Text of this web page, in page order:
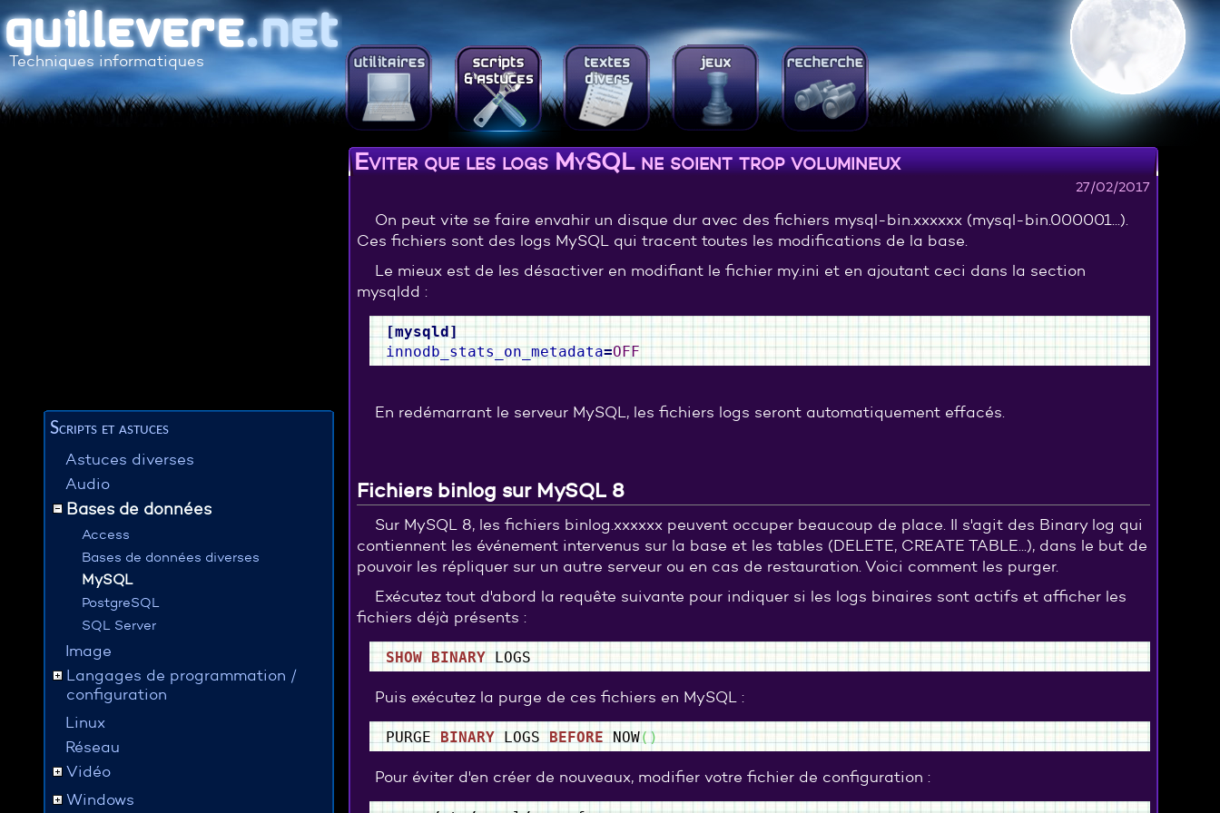
Techniques informatiques
Scripts et astuces
Astuces diverses
Audio
Bases de données
Access
Bases de données diverses
MySQL
PostgreSQL
SQL Server
Image
Langages de programmation /
configuration
Linux
Réseau
Vidéo
Windows
Eviter que les logs MySQL ne soient trop volumineux
27/02/2017
On peut vite se faire envahir un disque dur avec des fichiers mysql-bin.xxxxxx (mysql-bin.000001...).
Ces fichiers sont des logs MySQL qui tracent toutes les modifications de la base.
Le mieux est de les désactiver en modifiant le fichier my.ini et en ajoutant ceci dans la section
mysqldd :
[mysqld]
innodb_stats_on_metadata=OFF
En redémarrant le serveur MySQL, les fichiers logs seront automatiquement effacés.
Fichiers binlog sur MySQL 8
Sur MySQL 8, les fichiers binlog.xxxxxx peuvent occuper beaucoup de place. Il s'agit des Binary log qui
contiennent les événement intervenus sur la base et les tables (DELETE, CREATE TABLE...), dans le but de
pouvoir les répliquer sur un autre serveur ou en cas de restauration. Voici comment les purger.
Exécutez tout d'abord la requête suivante pour indiquer si les logs binaires sont actifs et afficher les
fichiers déjà présents :
SHOW BINARYLOGS
Puis exécutez la purge de ces fichiers en MySQL :
PURGEBINARYLOGSBEFORE NOW()
Pour éviter d'en créer de nouveaux, modifier votre fichier de configuration :